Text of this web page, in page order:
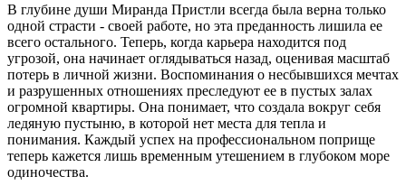
В глубине души Миранда Пристли всегда была верна только
одной страсти - своей работе, но эта преданность лишила ее
всего остального. Теперь, когда карьера находится под
угрозой, она начинает оглядываться назад, оценивая масштаб
потерь в личной жизни. Воспоминания о несбывшихся мечтах
и разрушенных отношениях преследуют ее в пустых залах
огромной квартиры. Она понимает, что создала вокруг себя
ледяную пустыню, в которой нет места для тепла и
понимания. Каждый успех на профессиональном поприще
теперь кажется лишь временным утешением в глубоком море
одиночества.